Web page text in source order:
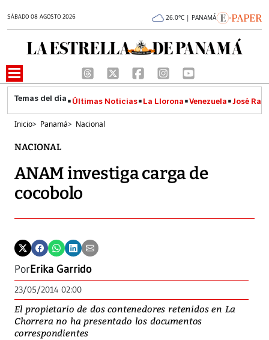
SÁBADO 08 AGOSTO 2026 26.0°C | PANAMÁ
Últimas Noticias La Llorona Venezuela José
Inicio> Panamá> Nacional
NACIONAL
ANAM investiga carga de
cocobolo
PorErika Garrido
23/05/2014 02:00
El propietario de dos contenedores retenidos en La
Chorrera no ha presentado los documentos
correspondientes